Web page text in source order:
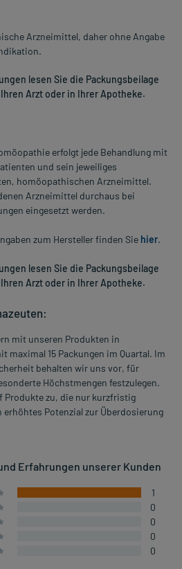
Arzneimittel, daher ohne Angabe
lesen Sie die Packungsbeilage
Arzt oder in Ihrer Apotheke.
erfolgt jede Behandlung mit
und sein jeweiliges
homöopathischen Arzneimittel.
Arzneimittel durchaus bei
eingesetzt werden.
zum Hersteller finden Sie hier.
lesen Sie die Packungsbeilage
Arzt oder in Ihrer Apotheke.
mit unseren Produkten in
maximal 15 Packungen im Quartal. Im
behalten wir uns vor, für
Höchstmengen festzulegen.
zu, die nur kurzfristig
erhöhtes Potenzial zur Überdosierung
Erfahrungen unserer Kunden
1
0
0
0
0